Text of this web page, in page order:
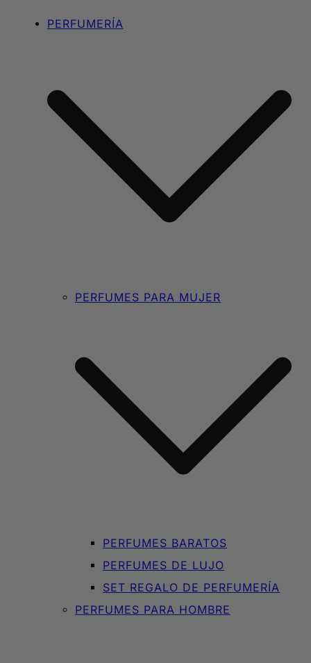
PERFUMERÍA
PERFUMES PARA MUJER
PERFUMES BARATOS
PERFUMES DE LUJO
SET REGALO DE PERFUMERÍA
PERFUMES PARA HOMBRE